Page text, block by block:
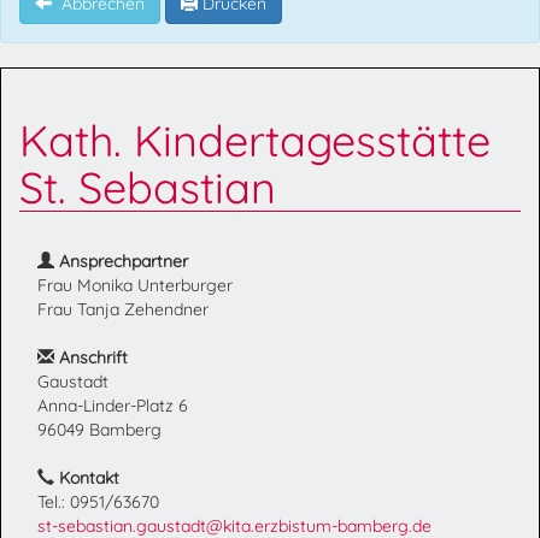
Kath. Kindertagesstätte
St. Sebastian
Ansprechpartner
Frau Monika Unterburger
Frau Tanja Zehendner
Anschrift
Gaustadt
Anna-Linder-Platz 6
96049 Bamberg
Kontakt
Tel.: 0951/63670
st-sebastian.gaustadt@kita.erzbistum-bamberg.de